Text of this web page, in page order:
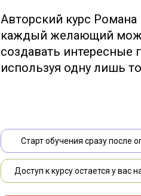
Авторский курс Романа
каждый желающий
создавать интересные
используя одну лишь
Доступ к курсу остается у вас
Старт обучения сразу после